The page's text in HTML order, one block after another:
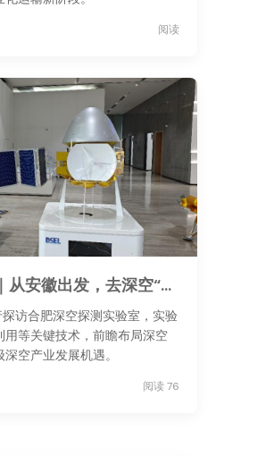
阅读
活力中国调研行｜从安徽出发，去深空“安家”
访合肥深空探测实验室，实验
用等关键技术，前瞻布局深空
空产业发展机遇。
阅读 76